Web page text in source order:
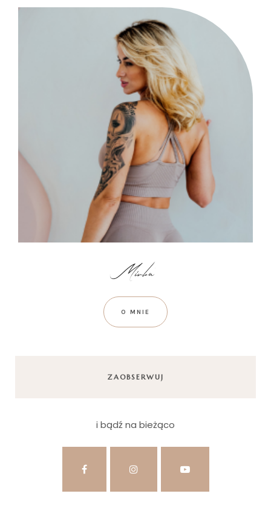
O MNIE
ZAOBSERWUJ
i bądź na bieżąco